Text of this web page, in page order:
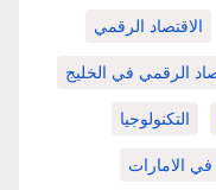
الاقتصاد الرقمي
الرقمي في الخليج
التكنولوجيا
في الامارات